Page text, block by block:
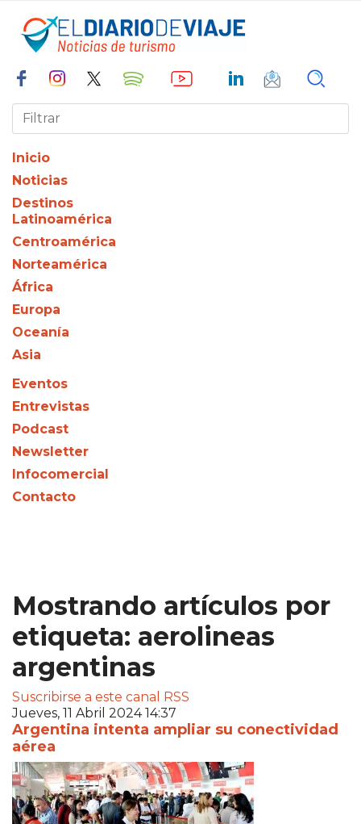
Inicio
Noticias
Destinos
Latinoamérica
Centroamérica
Norteamérica
África
Europa
Oceanía
Asia
Eventos
Entrevistas
Podcast
Newsletter
Infocomercial
Contacto
Mostrando artículos por
etiqueta: aerolineas
argentinas
Suscribirse a este canal RSS
Jueves, 11 Abril 2024 14:37
Argentina intenta ampliar su conectividad
aérea